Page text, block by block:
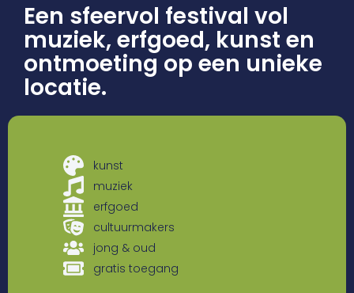
Een sfeervol festival vol
muziek, erfgoed, kunst en
ontmoeting op een unieke
locatie.
kunst
muziek
erfgoed
cultuurmakers
jong & oud
gratis toegang